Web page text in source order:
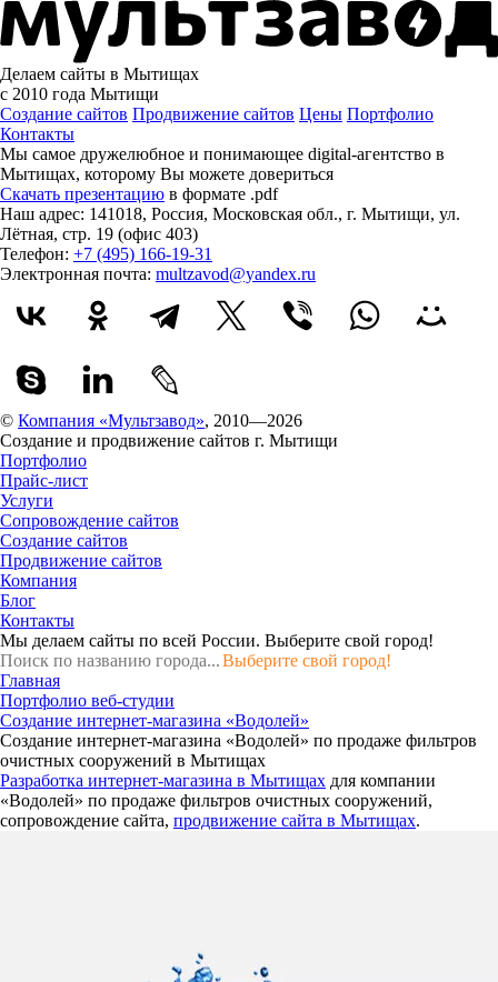
Делаем сайты в Мытищах
с 2010 года Мытищи
Создание сайтов Продвижение сайтов Цены Портфолио
Контакты
Мы самое дружелюбное и понимающее digital-агентство в
Мытищах, которому Вы можете довериться
Скачать презентацию в формате .pdf
Наш адрес: 141018, Россия, Московская обл., г. Мытищи, ул.
Лётная, стр. 19 (офис 403)
Телефон: +7 (495) 166-19-31
Электронная почта: multzavod@yandex.ru
© Компания «Мультзавод», 2010—2026
Создание и продвижение сайтов г. Мытищи
Портфолио
Прайс-лист
Услуги
Сопровождение сайтов
Создание сайтов
Продвижение сайтов
Компания
Блог
Контакты
Мы делаем сайты по всей России. Выберите свой город!
Выберите свой город!
Главная
Портфолио веб-студии
Создание интернет-магазина «Водолей»
Создание интернет-магазина «Водолей» по продаже фильтров
очистных сооружений в Мытищах
Разработка интернет-магазина в Мытищах для компании
«Водолей» по продаже фильтров очистных сооружений,
сопровождение сайта, продвижение сайта в Мытищах.